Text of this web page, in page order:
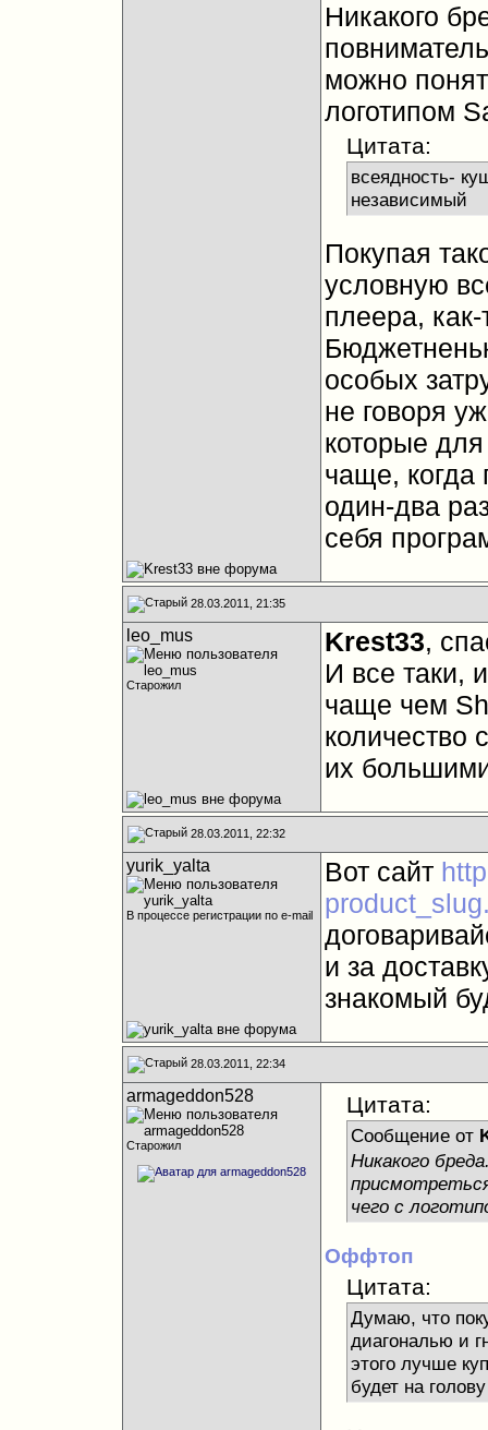
Никакого
можно
логотипом
Цитата:
всеядность-
независимый
Покупая
условную
плеера,
особых
не говоря
которые
чаще, когда
один-два
себя
28.03.2011, 21:35
leo_mus
Старожил
Krest33,
И все таки,
чаще чем
количество
их
28.03.2011, 22:32
yurik_yalta
В процессе регистрации по e-mail
Вот сайт
и за
знакомый
28.03.2011, 22:34
armageddon528
Старожил
Цитата:
Сообщение от
Никакого
чего с
Оффтоп
Цитата:
Думаю, что
диагональю и
этого лучше
будет на